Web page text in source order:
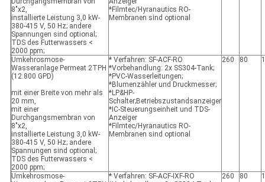
8"x2,
installierte Leistung 3,0 kW-
380-415 V, 50 Hz; andere
Spannungen sind optional;
TDS des Futterwassers <
2000 ppm;
*Filmtec/Hyranautics RO-
Membranen sind optional
Umkehrosmose-
Wasseranlage Permeat 2TPH
(12.800 GPD)
mit einer Breite von mehr als
20 mm,
mit einer
Durchgangsmembran von
8"x2,
installierte Leistung 3,0 kW-
380-415 V, 50 Hz; andere
Spannungen sind optional;
TDS des Futterwassers <
2000 ppm;
* Verfahren: SF-ACF-RO
*Vorbehandlung: 2x SS304-Tank;
*PVC-Wasserleitungen;
*Blumenzähler und Druckmesser;
*LP&HP-
Schalter;Betriebszustandsanzeiger
*IC-Steuerungseinheit und TDS-
Anzeiger
*Filmtec/Hyranautics RO-
Membranen sind optional
260 80
Umkehrosmose-
* Verfahren: SF-ACF-IXF-RO
260 80